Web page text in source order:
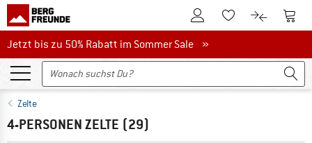
Zum KundenkontoZum Merkzettel.
Zum Zum
Jetzt bis zu 50% Rabatt im Sommer Sale
Jetzt bis zu 50% Rabatt im Sommer Sale »
Zelte
4-PERSONEN ZELTE (29)